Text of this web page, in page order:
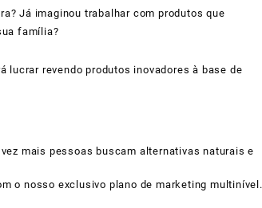
Já imaginou trabalhar com produtos que
família?
lucrar revendo produtos inovadores à base de
mais pessoas buscam alternativas naturais e
o nosso exclusivo plano de marketing multinível.